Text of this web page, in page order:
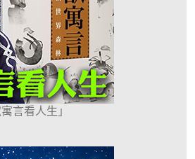
言看人生」